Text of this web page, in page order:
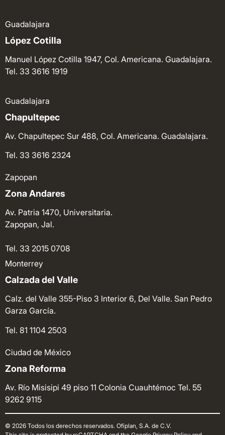
Guadalajara
López Cotilla
Manuel López Cotilla 1947, Col. Americana. Guadalajara.
Tel. 33 3616 1919
Guadalajara
Chapultepec
Av. Chapultepec Sur 488, Col. Americana. Guadalajara.
Tel. 33 3616 2324
Zapopan
Zona Andares
Av. Patria 1470, Universitaria.
Zapopan, Jal.
Tel. 33 2015 0708
Monterrey
Calzada del Valle
Calz. del Valle 355-Piso 3 Interior 6, Del Valle. San Pedro
Garza García.
Tel. 81 1104 2503
Ciudad de México
Zona Reforma
Av. Río Misisipi 49 piso 11 Colonia Cuauhtémoc Tel. 55
9262 9115
© 2026 Todos los derechos reservados. Ofiplan, S.A. de C.V.